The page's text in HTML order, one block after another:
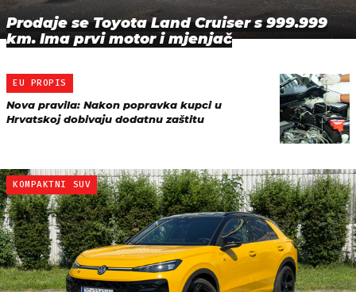
Prodaje se Toyota Land Cruiser s 999.999
km. Ima prvi motor i mjenjač
EU PROPIS
Nova pravila: Nakon popravka kupci u
Hrvatskoj dobivaju dodatnu zaštitu
KOMPAKTNI SUV